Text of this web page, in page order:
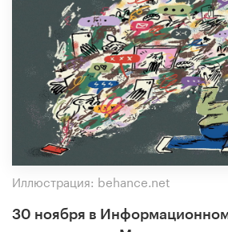
Иллюстрация: behance.net
30 ноября в